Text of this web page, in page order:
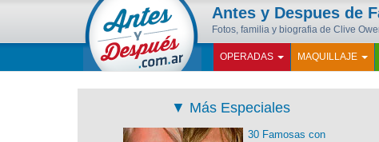
Antes y Despues de
Fotos, familia y biografia de Clive
OPERADAS MAQUILLAJE
▼ Más Especiales
30 Famosas con